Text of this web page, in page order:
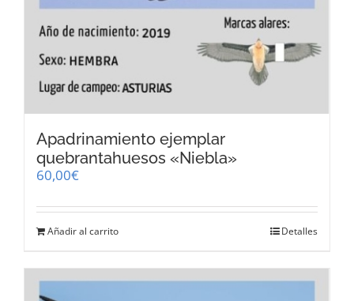
Apadrinamiento ejemplar
quebrantahuesos «Niebla»
60,00€
Añadir al carrito Detalles